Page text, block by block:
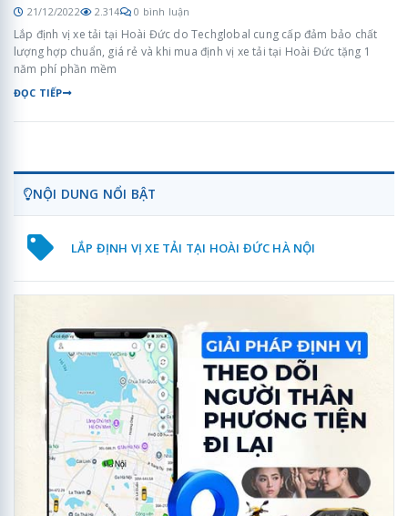
21/12/2022 2.314 0 bình luận
Lắp định vị xe tải tại Hoài Đức do Techglobal cung cấp đảm bảo chất
lượng hợp chuẩn, giá rẻ và khi mua định vị xe tải tại Hoài Đức tặng 1
năm phí phần mềm
ĐỌC TIẾP
NỘI DUNG NỔI BẬT
LẮP ĐỊNH VỊ XE TẢI TẠI HOÀI ĐỨC HÀ NỘI